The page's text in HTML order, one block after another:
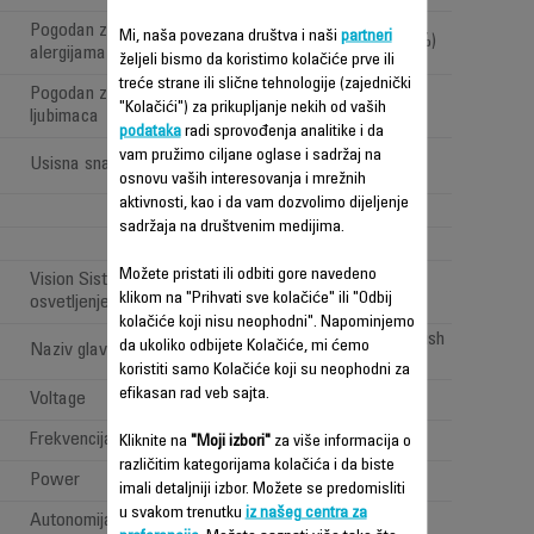
Pogodan za osobe sa
alergijama
Da (filtracija < 99,9 %)
Pogodan za vlasnike kućnih
ljubimaca
Ne
Usisna snaga (Air Watt)
High performance
(>100 <150AW)
2
Vision Sistem: 'LED
osvetljenje'
Naziv glave za usisavanje
All types of floor brush
Voltage
Frekvencija 50-60 Hz
Power Power < 1 W
Autonomija Dugo (40min - 1h)
Mi, naša povezana društva i naši partneri
željeli bismo da koristimo kolačiće prve ili
treće strane ili slične tehnologije (zajednički
"Kolačići") za prikupljanje nekih od vaših
podatakaradi sprovođenja analitike i da
vam pružimo ciljane oglase i sadržaj na
osnovu vaših interesovanja i mrežnih
aktivnosti, kao i da vam dozvolimo dijeljenje
sadržaja na društvenim medijima.
Možete pristati ili odbiti gore navedeno
klikom na "Prihvati sve kolačiće" ili "Odbij
kolačiće koji nisu neophodni". Napominjemo
da ukoliko odbijete Kolačiće, mi ćemo
koristiti samo Kolačiće koji su neophodni za
efikasan rad veb sajta.
Kliknite na "Moji izbori"za više informacija o
različitim kategorijama kolačića i da biste
imali detaljniji izbor. Možete se predomisliti
u svakom trenutku iz našeg centra za